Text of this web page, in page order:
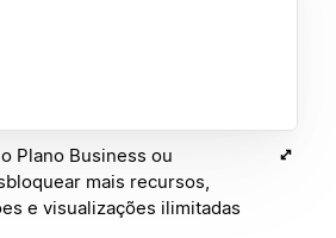
Plano Business ou
mais recursos,
e visualizações ilimitadas